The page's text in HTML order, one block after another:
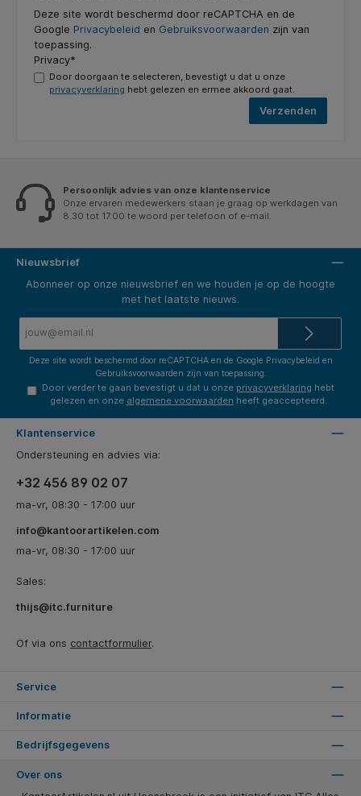
Deze site wordt beschermd door reCAPTCHA en de
Google Privacybeleid en Gebruiksvoorwaarden zijn van
toepassing.
Privacy*
Door doorgaan te selecteren, bevestigt u dat u onze
privacyverklaring hebt gelezen en ermee akkoord gaat.
Verzenden
Persoonlijk advies van onze klantenservice
Onze ervaren medewerkers staan je graag op werkdagen van
8.30 tot 17.00 te woord per telefoon of e-mail.
Nieuwsbrief
Abonneer op onze nieuwsbrief en we houden je op de hoogte
met het laatste nieuws.
Deze site wordt beschermd door reCAPTCHA en de Google Privacybeleid en
Gebruiksvoorwaarden zijn van toepassing.
Door verder te gaan bevestigt u dat u onze privacyverklaring hebt
gelezen en onze algemene voorwaarden heeft geaccepteerd.
Klantenservice
Ondersteuning en advies via:
+32 456 89 02 07
ma-vr, 08:30 - 17:00 uur
info@kantoorartikelen.com
ma-vr, 08:30 - 17:00 uur
Sales:
thijs@itc.furniture
Of via ons contactformulier.
Service
Informatie
Bedrijfsgegevens
Over ons